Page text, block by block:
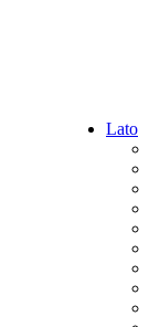
Lato